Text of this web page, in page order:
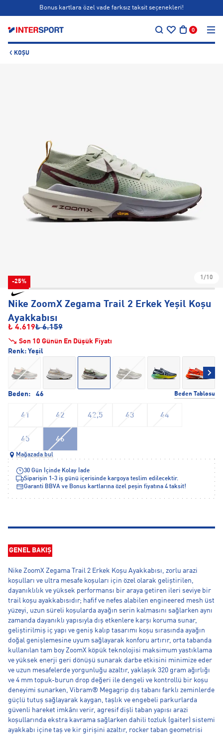
Bonus kartlara özel vade farksız taksit seçenekleri!
0
KOŞU
-25%
1/10
Nike ZoomX Zegama Trail 2 Erkek Yeşil Koşu
Ayakkabısı
₺ 4.619₺ 6.159
Son 10 Günün En Düşük Fiyatı
Beden: 46 Beden Tablosu
41 42 42,5 43 44
45 46
Renk: Yeşil
Mağazada bul
30 Gün İçinde Kolay İade
Siparişin 1-3 iş günü içerisinde kargoya teslim edilecektir.
Garanti BBVA ve Bonus kartlarına özel peşin fiyatına 4 taksit!
GENEL BAKIŞ
Nike ZoomX Zegama Trail 2 Erkek Koşu Ayakkabısı, zorlu arazi
koşulları ve ultra mesafe koşuları için özel olarak geliştirilen,
dayanıklılık ve yüksek performansı bir araya getiren ileri seviye bir
trail koşu ayakkabısıdır; hafif ve nefes alabilen engineered mesh üst
yüzeyi, uzun süreli koşularda ayağın serin kalmasını sağlarken aynı
zamanda dayanıklı yapısıyla dış etkenlere karşı koruma sunar,
geliştirilmiş iç yapı ve geniş kalıp tasarımı koşu sırasında ayağın
doğal genişlemesine uyum sağlayarak konforu artırır, orta tabanda
kullanılan tam boy ZoomX köpük teknolojisi maksimum yastıklama
ve yüksek enerji geri dönüşü sunarak darbe etkisini minimize eder
ve uzun mesafelerde yorgunluğu azaltır, yaklaşık 320 gram ağırlığı
ve 4 mm topuk-burun drop değeri ile dengeli ve kontrollü bir koşu
deneyimi sunarken, Vibram® Megagrip dış tabanı farklı zeminlerde
güçlü tutuş sağlayarak kaygan, taşlık ve engebeli parkurlarda
güvenli hareket imkânı verir, agresif dişli taban yapısı arazi
koşullarında ekstra kavrama sağlarken dahili tozluk (gaiter) sistemi
ayakkabı içine taş ve kir girişini azaltır, rocker taban geometrisi